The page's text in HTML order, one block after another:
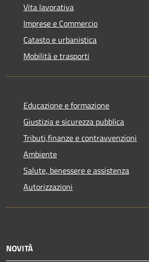
Vita lavorativa
Imprese e Commercio
Catasto e urbanistica
Mobilità e trasporti
Educazione e formazione
Giustizia e sicurezza pubblica
Tributi,finanze e contravvenzioni
Ambiente
Salute, benessere e assistenza
Autorizzazioni
NOVITÀ